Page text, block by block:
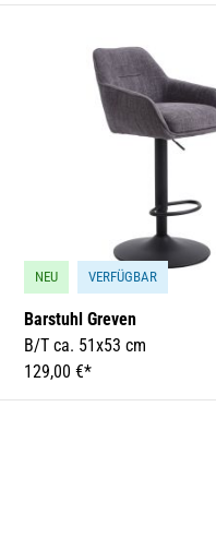
NEU VERFÜGBAR
Barstuhl Greven
B/T ca. 51x53 cm
129,00 €*